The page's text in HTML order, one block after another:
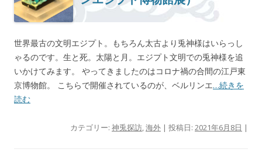
世界最古の文明エジプト。もちろん太古より兎神様はいらっし
ゃるのです。生と死。太陽と月。エジプト文明での兎神様を追
いかけてみます。 やってきましたのはコロナ禍の合間の江戸東
京博物館。 こちらで開催されているのが、ベルリンエ…続きを
読む
カテゴリー: 神兎探訪,海外 | 投稿日: 2021年6月8日 |